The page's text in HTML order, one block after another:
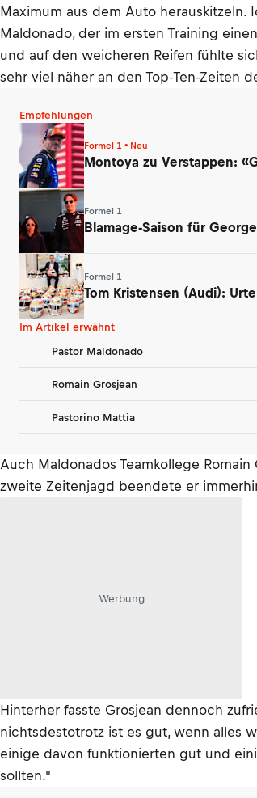
Maximum aus dem Auto
Maldonado, der im ersten Training
und auf den weicheren Reifen fühlte
sehr viel näher an den Top-Ten-Zeiten
Empfehlungen
Formel 1 • Neu
Montoya zu Verstappen:
Formel 1
Blamage-Saison für
Formel 1
Tom Kristensen (Audi):
Im Artikel erwähnt
Pastor Maldonado
Romain Grosjean
Pastorino Mattia
Auch Maldonados Teamkollege
zweite Zeitenjagd beendete er
Werbung
Hinterher fasste Grosjean dennoch
nichtsdestotrotz ist es gut, wenn alles
einige davon funktionierten gut und
sollten."